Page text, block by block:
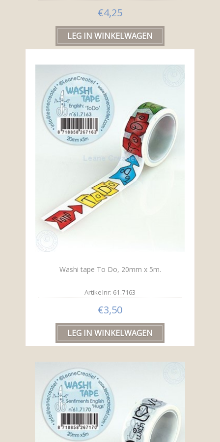
€4,25
Washi tape To Do, 20mm x 5m.
Artikelnr: 61.7163
€3,50